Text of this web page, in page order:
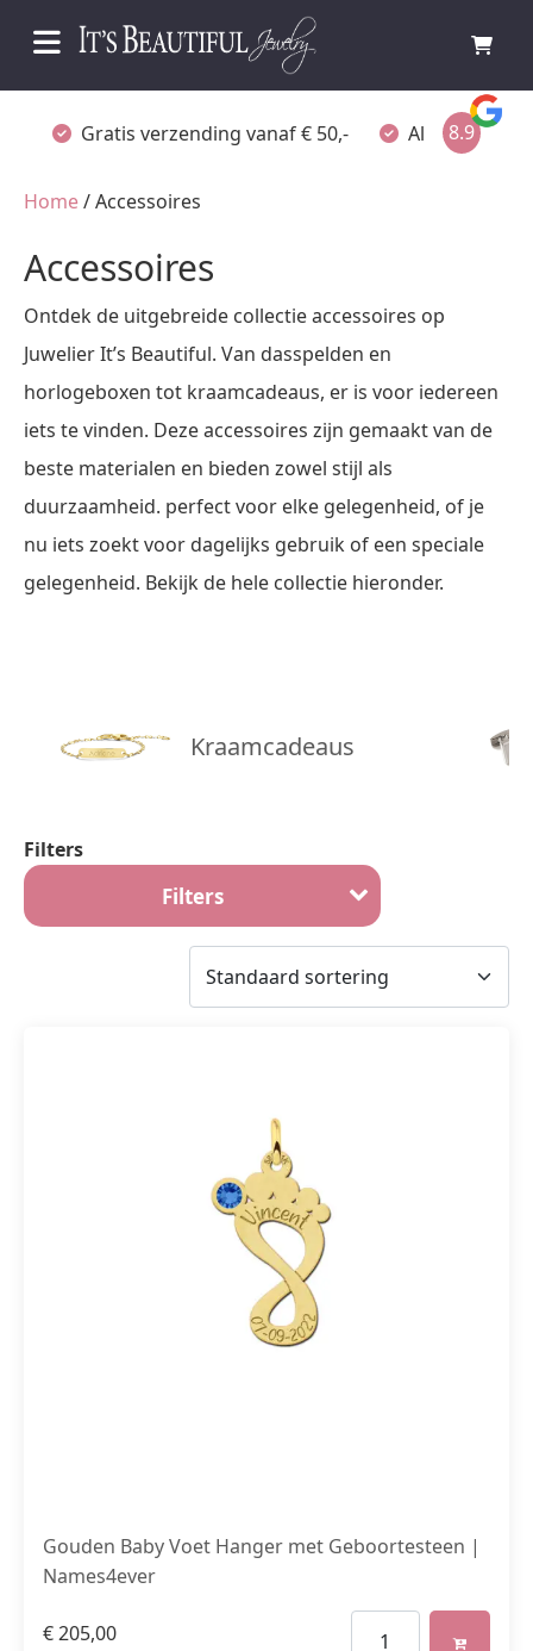
Gratis verzending vanaf € 50,- Altijd verpakt
8.9
Home/ Accessoires
Accessoires
Ontdek de uitgebreide collectie accessoires op
Juwelier It’s Beautiful. Van dasspelden en
horlogeboxen tot kraamcadeaus, er is voor iedereen
iets te vinden. Deze accessoires zijn gemaakt van de
beste materialen en bieden zowel stijl als
duurzaamheid. perfect voor elke gelegenheid, of je
nu iets zoekt voor dagelijks gebruik of een speciale
gelegenheid. Bekijk de hele collectie hieronder.
Kraamcadeaus
Filters
Filters
Gouden Baby Voet Hanger met Geboortesteen |
Names4ever
€205,00